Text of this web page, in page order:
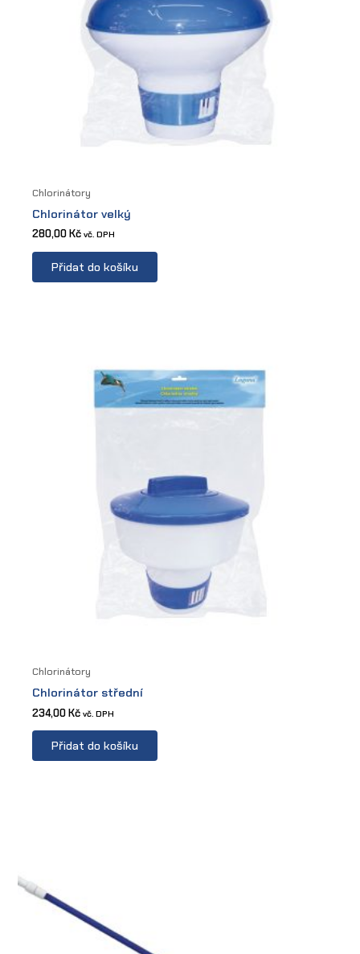
Chlorinátory
Chlorinátor velký
280,00Kč vč. DPH
Přidat do košíku
Chlorinátory
Chlorinátor střední
234,00Kč vč. DPH
Přidat do košíku